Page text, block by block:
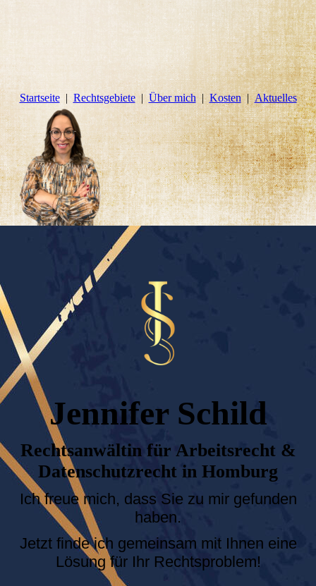
Startseite Rechtsgebiete Über mich Kosten Aktuelles
Jennifer Schild
Rechtsanwältin für Arbeitsrecht &
Datenschutzrecht in Homburg
Ich freue mich, dass Sie zu mir gefunden
haben.
Jetzt finde ich gemeinsam mit Ihnen eine
Lösung für Ihr Rechtsproblem!